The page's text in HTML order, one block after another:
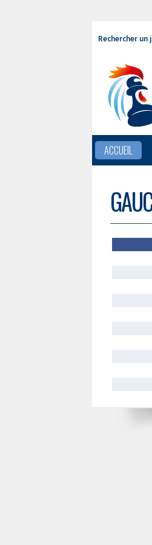
Rechercher un
ACCUEIL